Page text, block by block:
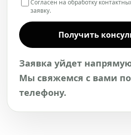
Согласен на обработку
заявку.
Получить
Заявка уйдет
Мы свяжемся с вами
телефону.